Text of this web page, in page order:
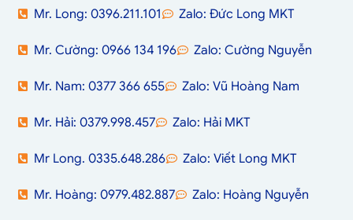
Mr. Long: 0396.211.101 Zalo: Đức Long MKT
Mr. Cường: 0966 134 196 Zalo: Cường Nguyễn
Mr. Nam: 0377 366 655 Zalo: Vũ Hoàng Nam
Mr. Hải: 0379.998.457 Zalo: Hải MKT
Mr Long. 0335.648.286 Zalo: Viết Long MKT
Mr. Hoàng: 0979.482.887 Zalo: Hoàng Nguyễn